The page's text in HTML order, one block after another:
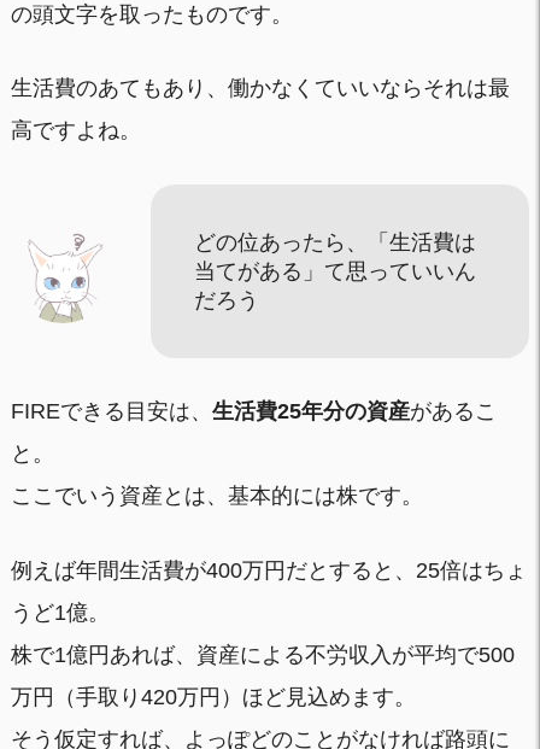
の頭文字を取ったものです。
生活費のあてもあり、働かなくていいならそれは最
高ですよね。
どの位あったら、「生活費は
当てがある」て思っていいん
だろう
FIREできる目安は、 生活費25年分の資産があるこ
と。
ここでいう資産とは、基本的には株です。
例えば年間生活費が400万円だとすると、25倍はちょ
うど1億。
株で1億円あれば、資産による不労収入が平均で500
万円（手取り420万円）ほど見込めます。
そう仮定すれば、よっぽどのことがなければ路頭に